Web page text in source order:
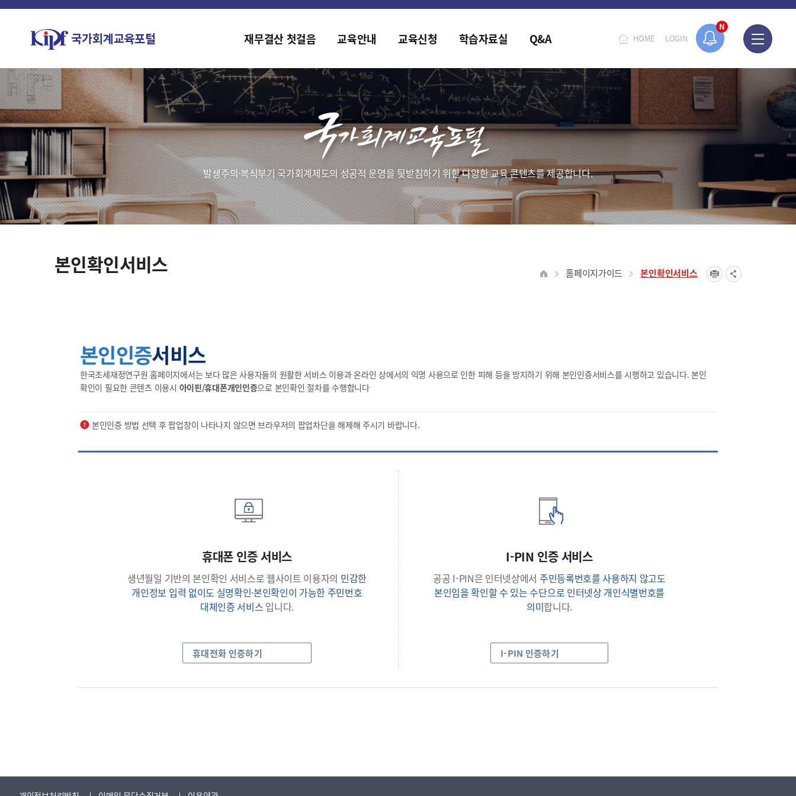
N
홈페이지가 새롭게 개편되었습니다.
HOME LOGIN
재무결산 첫걸음 교육안내 교육신청 학습자료실 Q&A
발생주의·복식부기 국가회계제도의 성공적 운영을 뒷받침하기 위한 다양한 교육 콘텐츠를 제공합니다.
본인확인서비스 홈페이지가이드 본인확인서비스
본인인증서비스
한국조세재정연구원 홈페이지에서는 보다 많은 사용자들의 원활한 서비스 이용과 온라인 상에서의 익명 사용으로 인한 피해 등을 방지하기 위해 본인인증서비스를 시행하고 있습니다. 본인
확인이 필요한 콘텐츠 이용시 아이핀/휴대폰개인인증으로 본인확인 절차를 수행합니다
본인인증 방법 선택 후 팝업창이 나타나지 않으면 브라우저의 팝업차단을 해제해 주시기 바랍니다.
휴대폰 인증 서비스
생년월일 기반의 본인확인 서비스로 웹사이트 이용자의 민감한
개인정보 입력 없이도 실명확인·본인확인이 가능한 주민번호
대체인증 서비스 입니다.
휴대전화 인증하기
I-PIN 인증 서비스
공공 I-PIN은 인터넷상에서 주민등록번호를 사용하지 않고도
본인임을 확인할 수 있는 수단으로 인터넷상 개인식별번호를
의미합니다.
I-PIN 인증하기